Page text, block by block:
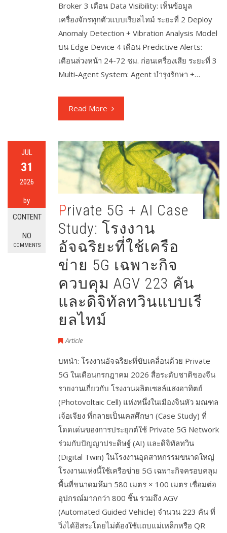
Broker 3 เดือน Data Visibility: เห็นข้อมูล
เครื่องจักรทุกตัวแบบเรียลไทม์ ระยะที่ 2 Deploy
Anomaly Detection + Vibration Analysis Model
บน Edge Device 4 เดือน Predictive Alerts:
เตือนล่วงหน้า 24-72 ชม. ก่อนเครื่องเสีย ระยะที่ 3
Multi-Agent System: Agent บำรุงรักษา +…
Read More
JUL
31
2026
by
CONTENT
NO
COMMENTS
Private 5G + AI Case
Study: โรงงาน
อัจฉริยะที่ใช้เครือ
ข่าย 5G เฉพาะกิจ
ควบคุม AGV 223 คัน
และดิจิทัลทวินแบบเรี
ยลไทม์
Article
บทนำ: โรงงานอัจฉริยะที่ขับเคลื่อนด้วย Private
5G ในเดือนกรกฎาคม 2026 สื่อระดับชาติของจีน
รายงานเกี่ยวกับ โรงงานผลิตเซลล์แสงอาทิตย์
(Photovoltaic Cell) แห่งหนึ่งในเมืองจินหัว มณฑล
เจ้อเจียง ที่กลายเป็นเคสศึกษา (Case Study) ที่
โดดเด่นของการประยุกต์ใช้ Private 5G Network
ร่วมกับปัญญาประดิษฐ์ (AI) และดิจิทัลทวิน
(Digital Twin) ในโรงงานอุตสาหกรรมขนาดใหญ่
โรงงานแห่งนี้ใช้เครือข่าย 5G เฉพาะกิจครอบคลุม
พื้นที่ขนาดมหึมา 580 เมตร × 100 เมตร เชื่อมต่อ
อุปกรณ์มากกว่า 800 ชิ้น รวมถึง AGV
(Automated Guided Vehicle) จำนวน 223 คัน ที่
วิ่งได้อิสระโดยไม่ต้องใช้แถบแม่เหล็กหรือ QR